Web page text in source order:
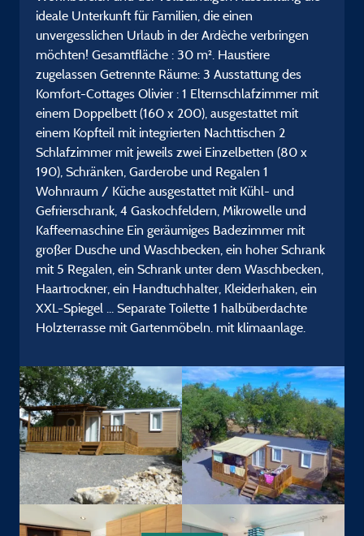
ideale Unterkunft für Familien, die einen
unvergesslichen Urlaub in der Ardèche verbringen
möchten! Gesamtfläche : 30 m². Haustiere
zugelassen Getrennte Räume: 3 Ausstattung des
Komfort-Cottages Olivier : 1 Elternschlafzimmer mit
einem Doppelbett (160 x 200), ausgestattet mit
einem Kopfteil mit integrierten Nachttischen 2
Schlafzimmer mit jeweils zwei Einzelbetten (80 x
190), Schränken, Garderobe und Regalen 1
Wohnraum / Küche ausgestattet mit Kühl- und
Gefrierschrank, 4 Gaskochfeldern, Mikrowelle und
Kaffeemaschine Ein geräumiges Badezimmer mit
großer Dusche und Waschbecken, ein hoher Schrank
mit 5 Regalen, ein Schrank unter dem Waschbecken,
Haartrockner, ein Handtuchhalter, Kleiderhaken, ein
XXL-Spiegel ... Separate Toilette 1 halbüberdachte
Holzterrasse mit Gartenmöbeln. mit klimaanlage.